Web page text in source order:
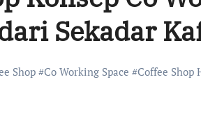
Sekadar
Shop #Co Working Space #Coffee Shop